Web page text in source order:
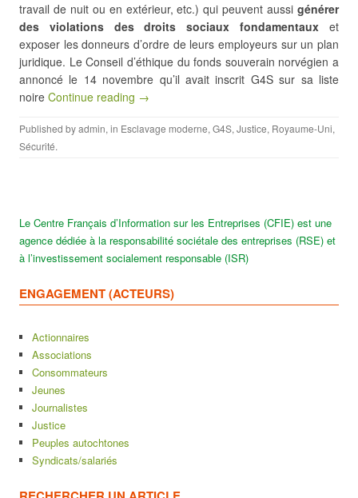
travail de nuit ou en extérieur, etc.) qui peuvent aussi générer
des violations des droits sociaux fondamentaux et
exposer les donneurs d’ordre de leurs employeurs sur un plan
juridique. Le Conseil d’éthique du fonds souverain norvégien a
annoncé le 14 novembre qu’il avait inscrit G4S sur sa liste
noire Continue reading →
Published byadmin, in Esclavage moderne, G4S, Justice, Royaume-Uni,
Sécurité.
Le Centre Français d’Information sur les Entreprises (CFIE) est une
agence dédiée à la responsabilité sociétale des entreprises (RSE) et
à l’investissement socialement responsable (ISR)
ENGAGEMENT (ACTEURS)
Actionnaires
Associations
Consommateurs
Jeunes
Journalistes
Justice
Peuples autochtones
Syndicats/salariés